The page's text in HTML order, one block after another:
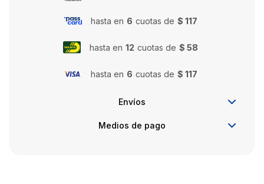
hasta en 6 cuotas de $ 117
hasta en 12 cuotas de $ 58
hasta en 6 cuotas de $ 117
Envíos
Medios de pago